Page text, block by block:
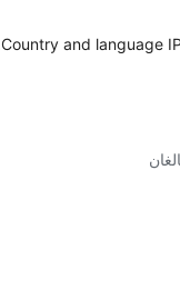
Country and language